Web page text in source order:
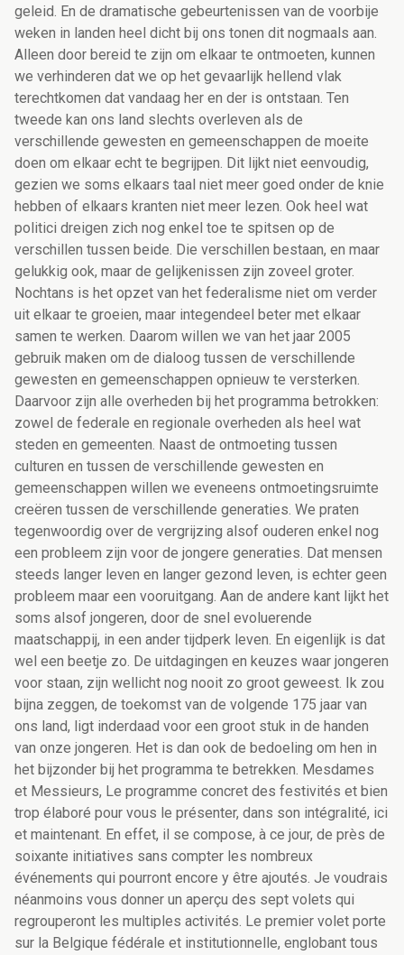
geleid. En de dramatische gebeurtenissen van de voorbije
weken in landen heel dicht bij ons tonen dit nogmaals aan.
Alleen door bereid te zijn om elkaar te ontmoeten, kunnen
we verhinderen dat we op het gevaarlijk hellend vlak
terechtkomen dat vandaag her en der is ontstaan. Ten
tweede kan ons land slechts overleven als de
verschillende gewesten en gemeenschappen de moeite
doen om elkaar echt te begrijpen. Dit lijkt niet eenvoudig,
gezien we soms elkaars taal niet meer goed onder de knie
hebben of elkaars kranten niet meer lezen. Ook heel wat
politici dreigen zich nog enkel toe te spitsen op de
verschillen tussen beide. Die verschillen bestaan, en maar
gelukkig ook, maar de gelijkenissen zijn zoveel groter.
Nochtans is het opzet van het federalisme niet om verder
uit elkaar te groeien, maar integendeel beter met elkaar
samen te werken. Daarom willen we van het jaar 2005
gebruik maken om de dialoog tussen de verschillende
gewesten en gemeenschappen opnieuw te versterken.
Daarvoor zijn alle overheden bij het programma betrokken:
zowel de federale en regionale overheden als heel wat
steden en gemeenten. Naast de ontmoeting tussen
culturen en tussen de verschillende gewesten en
gemeenschappen willen we eveneens ontmoetingsruimte
creëren tussen de verschillende generaties. We praten
tegenwoordig over de vergrijzing alsof ouderen enkel nog
een probleem zijn voor de jongere generaties. Dat mensen
steeds langer leven en langer gezond leven, is echter geen
probleem maar een vooruitgang. Aan de andere kant lijkt het
soms alsof jongeren, door de snel evoluerende
maatschappij, in een ander tijdperk leven. En eigenlijk is dat
wel een beetje zo. De uitdagingen en keuzes waar jongeren
voor staan, zijn wellicht nog nooit zo groot geweest. Ik zou
bijna zeggen, de toekomst van de volgende 175 jaar van
ons land, ligt inderdaad voor een groot stuk in de handen
van onze jongeren. Het is dan ook de bedoeling om hen in
het bijzonder bij het programma te betrekken. Mesdames
et Messieurs, Le programme concret des festivités et bien
trop élaboré pour vous le présenter, dans son intégralité, ici
et maintenant. En effet, il se compose, à ce jour, de près de
soixante initiatives sans compter les nombreux
événements qui pourront encore y être ajoutés. Je voudrais
néanmoins vous donner un aperçu des sept volets qui
regrouperont les multiples activités. Le premier volet porte
sur la Belgique fédérale et institutionnelle, englobant tous